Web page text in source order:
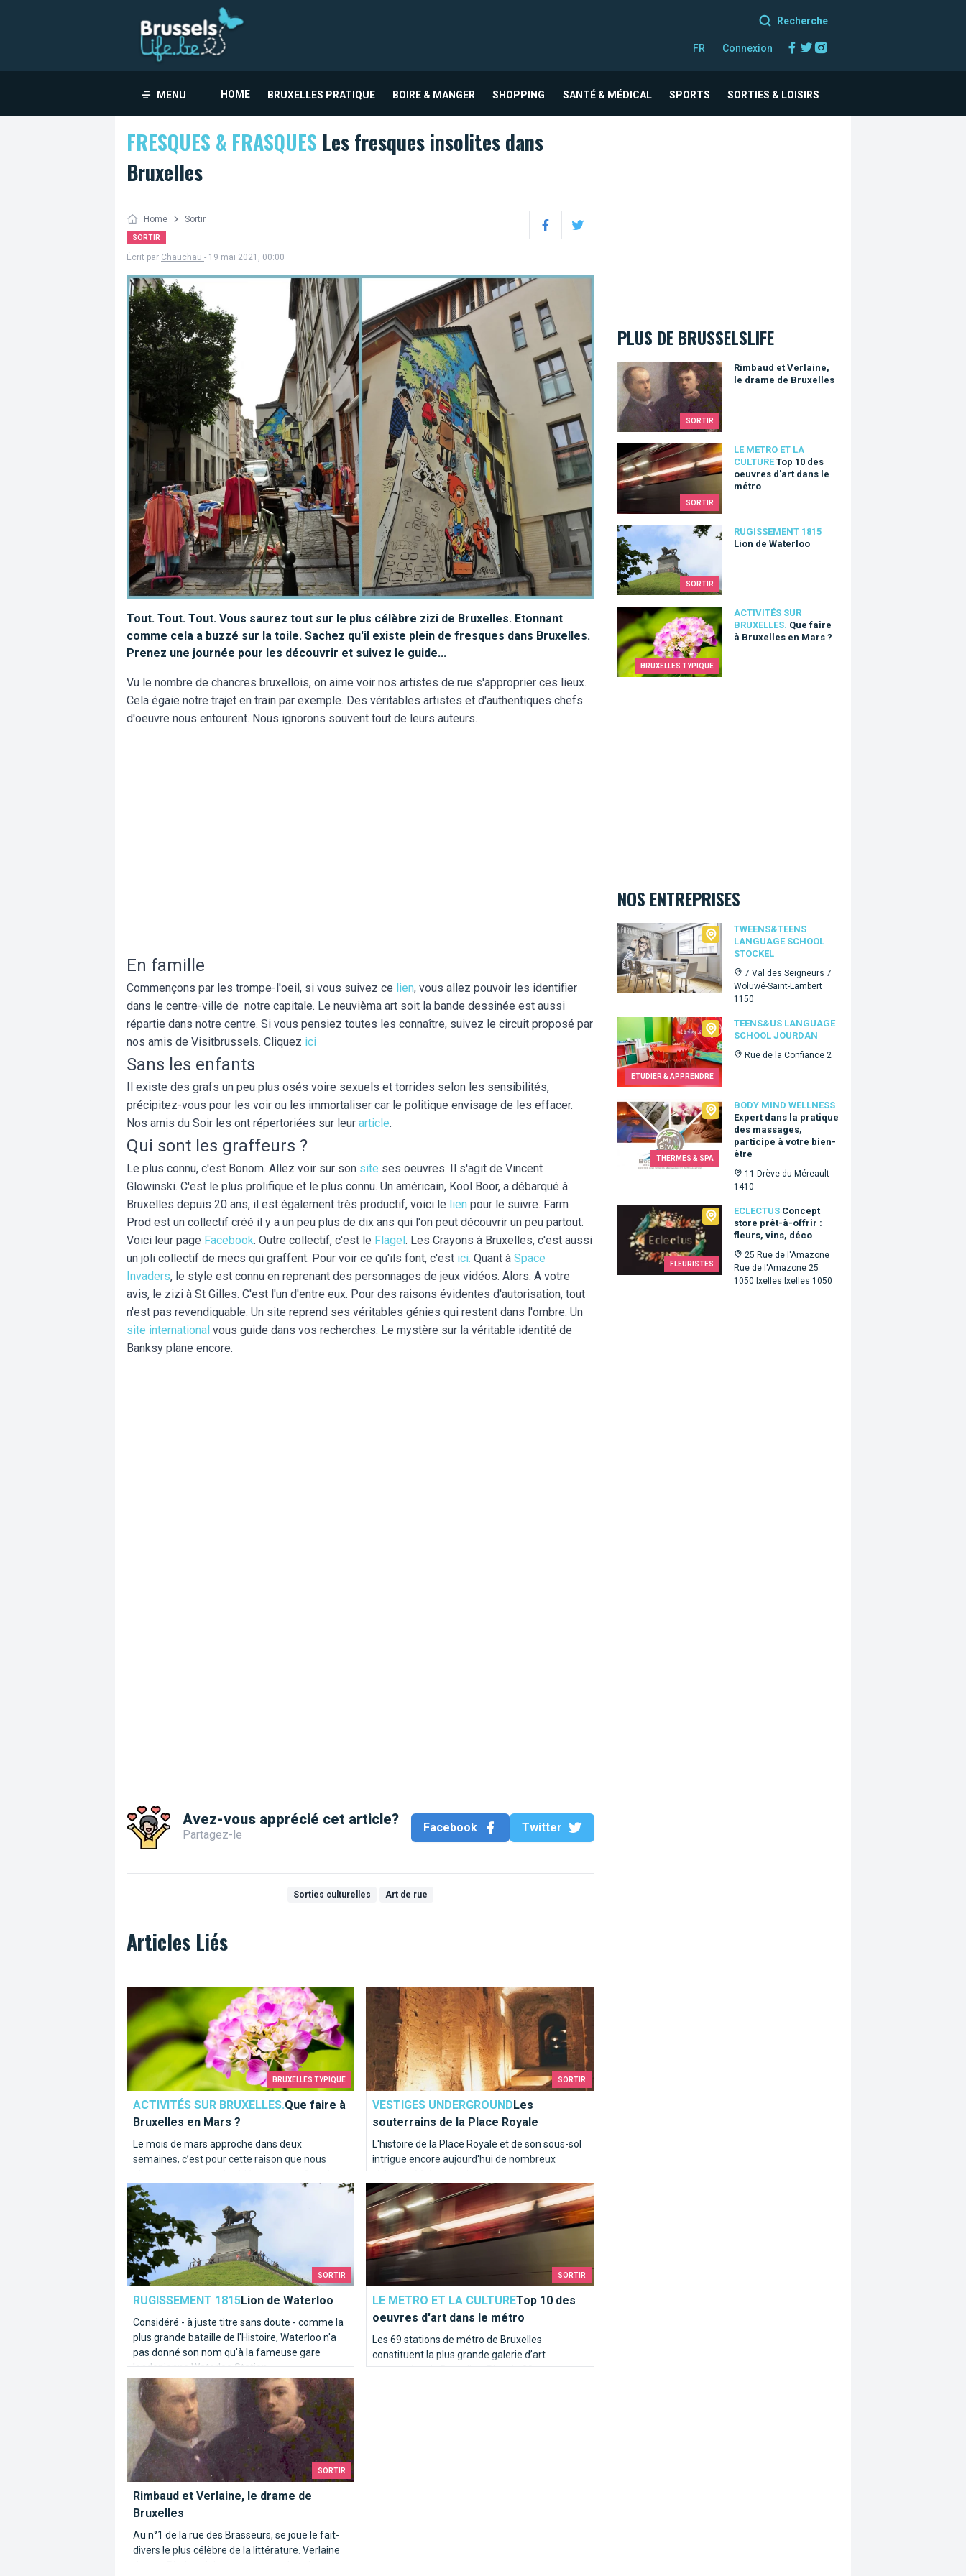
Recherche
FR Connexion Facebook
Twitter
MENU HOME BRUXELLES PRATIQUE BOIRE & MANGER SHOPPING SANTÉ & MÉDICAL SPORTS SORTIES & LOISIRS
FRESQUES & FRASQUES Les fresques insolites dans
Bruxelles
Home Sortir
SORTIR FacebookTwitter
Écrit par Chauchau - 19 mai 2021, 00:00
Tout. Tout. Tout. Vous saurez tout sur le plus célèbre zizi de Bruxelles. Etonnant
comme cela a buzzé sur la toile. Sachez qu'il existe plein de fresques dans Bruxelles.
Prenez une journée pour les découvrir et suivez le guide...
Vu le nombre de chancres bruxellois, on aime voir nos artistes de rue s'approprier ces lieux.
Cela égaie notre trajet en train par exemple. Des véritables artistes et d'authentiques chefs
d'oeuvre nous entourent. Nous ignorons souvent tout de leurs auteurs.
En famille
Commençons par les trompe-l'oeil, si vous suivez ce lien, vous allez pouvoir les identifier
dans le centre-ville de notre capitale. Le neuvièma art soit la bande dessinée est aussi
répartie dans notre centre. Si vous pensiez toutes les connaître, suivez le circuit proposé par
nos amis de Visitbrussels. Cliquez ici
Sans les enfants
Il existe des grafs un peu plus osés voire sexuels et torrides selon les sensibilités,
précipitez-vous pour les voir ou les immortaliser car le politique envisage de les effacer.
Nos amis du Soir les ont répertoriées sur leur article.
Qui sont les graffeurs ?
Le plus connu, c'est Bonom. Allez voir sur son site ses oeuvres. Il s'agit de Vincent
Glowinski. C'est le plus prolifique et le plus connu. Un américain, Kool Boor, a débarqué à
Bruxelles depuis 20 ans, il est également très productif, voici le lien pour le suivre. Farm
Prod est un collectif créé il y a un peu plus de dix ans qui l'on peut découvrir un peu partout.
Voici leur page Facebook. Outre collectif, c'est le Flagel . Les Crayons à Bruxelles, c'est aussi
un joli collectif de mecs qui graffent. Pour voir ce qu'ils font, c'est ici. Quant à Space
Invaders, le style est connu en reprenant des personnages de jeux vidéos. Alors. A votre
avis, le zizi à St Gilles. C'est l'un d'entre eux. Pour des raisons évidentes d'autorisation, tout
n'est pas revendiquable. Un site reprend ses véritables génies qui restent dans l'ombre. Un
site international vous guide dans vos recherches. Le mystère sur la véritable identité de
Banksy plane encore.
Avez-vous apprécié cet article?
Partagez-le
Facebook Twitter
Sorties culturelles Art de rue
Articles Liés
BRUXELLES TYPIQUE
ACTIVITÉS SUR BRUXELLES.Que faire à
Bruxelles en Mars ?
Le mois de mars approche dans deux
semaines, c’est pour cette raison que nous
allons vous donner des idées pour profiter du
votre mois de mars au maximum.
Que faire à Bruxelles en Mars ?
SORTIR
VESTIGES UNDERGROUND Les
souterrains de la Place Royale
L'histoire de la Place Royale et de son sous-sol
intrigue encore aujourd'hui de nombreux
visiteurs. Mais connaissez-vous vraiment cette
histoire faisant partie intégrante de la culture
bruxelloise?
Les souterrains de la Place Royale
SORTIR
RUGISSEMENT 1815Lion de Waterloo
Considéré - à juste titre sans doute - comme la
plus grande bataille de l'Histoire, Waterloo n'a
pas donné son nom qu'à la fameuse gare
londonienne Waterloo Station.
Lion de Waterloo
SORTIR
LE METRO ET LA CULTURETop 10 des
oeuvres d'art dans le métro
Les 69 stations de métro de Bruxelles
constituent la plus grande galerie d’art
souterraine de Bruxelles. Plus de 80 œuvres
Top 10 des oeuvres d'art dans le métro
SORTIR
Rimbaud et Verlaine, le drame de
Bruxelles
Au n°1 de la rue des Brasseurs, se joue le fait-
divers le plus célèbre de la littérature. Verlaine
tire sur Rimbaud dans une petite chambre
Rimbaud et Verlaine, le drame de Bruxelles
PLUS DE BRUSSELSLIFE
SORTIR
Rimbaud et Verlaine,
le drame de Bruxelles
Rimbaud et Verlaine, le drame de Bruxelles
SORTIR
LE METRO ET LA
CULTURE Top 10 des
oeuvres d'art dans le
métro
Top 10 des oeuvres d'art dans le métro
SORTIR
RUGISSEMENT 1815
Lion de Waterloo
Lion de Waterloo
BRUXELLES TYPIQUE
ACTIVITÉS SUR
BRUXELLES. Que faire
à Bruxelles en Mars ?
Que faire à Bruxelles en Mars ?
NOS ENTREPRISES
TWEENS&TEENS
LANGUAGE SCHOOL
STOCKEL
7 Val des Seigneurs 7
Woluwé-Saint-Lambert
1150
Tweens&Teens language school Stockel
ETUDIER & APPRENDRE
TEENS&US LANGUAGE
SCHOOL JOURDAN
Rue de la Confiance 2
Teens&Us language school Jourdan
THERMES & SPA
BODY MIND WELLNESS
Expert dans la pratique
des massages,
participe à votre bien-
être
11 Drève du Méreault
1410
Body Mind Wellness
FLEURISTES
ECLECTUS Concept
store prêt-à-offrir :
fleurs, vins, déco
25 Rue de l'Amazone
Rue de l'Amazone 25
1050 Ixelles Ixelles 1050
Eclectus